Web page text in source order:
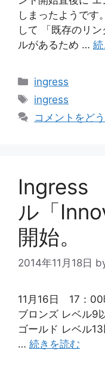
しまったようで
して 「既存のリ
ルがあるため …
カ
テ
ゴ
リ
ingress
タ
ingress
コメントをど
Ingress
ル「
開始。
2014年11月18日
11月16日 17：00
ブロンズ レベル9
ゴールド レベル
… 続きを読む